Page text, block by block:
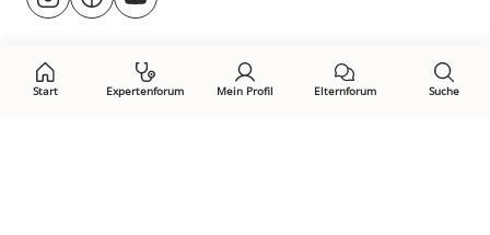
Start Expertenforum Mein Profil Elternforum Suche
uns@rund.ums.baby
facebook.com/rundumsbaby.de
youtube.com/@rundumsbaby_